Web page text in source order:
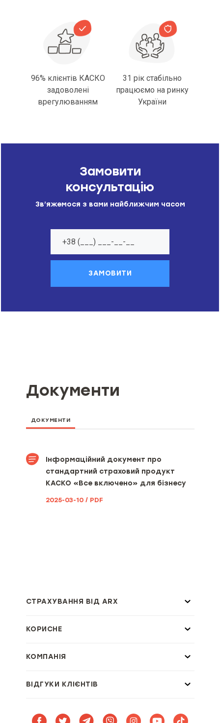
96% клієнтів КАСКО
задоволені
врегулюванням
31 рік стабільно
працюємо на ринку
України
Замовити
консультацію
Зв’яжемося з вами найближчим часом
ЗАМОВИТИ
Документи
ДОКУМЕНТИ
Інформаційний документ про
стандартний страховий продукт
КАСКО «Все включено» для бізнесу
2025-03-10 / PDF
СТРАХУВАННЯ ВІД ARX
КОРИСНЕ
КОМПАНІЯ
ВІДГУКИ КЛІЄНТІВ